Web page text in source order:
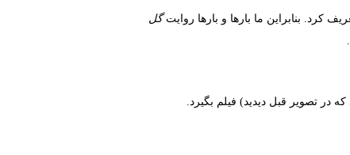
کرد. بنابراین ما بارها و بارها روایتگل
در تصویر قبل دیدید) فیلم بگیرد.